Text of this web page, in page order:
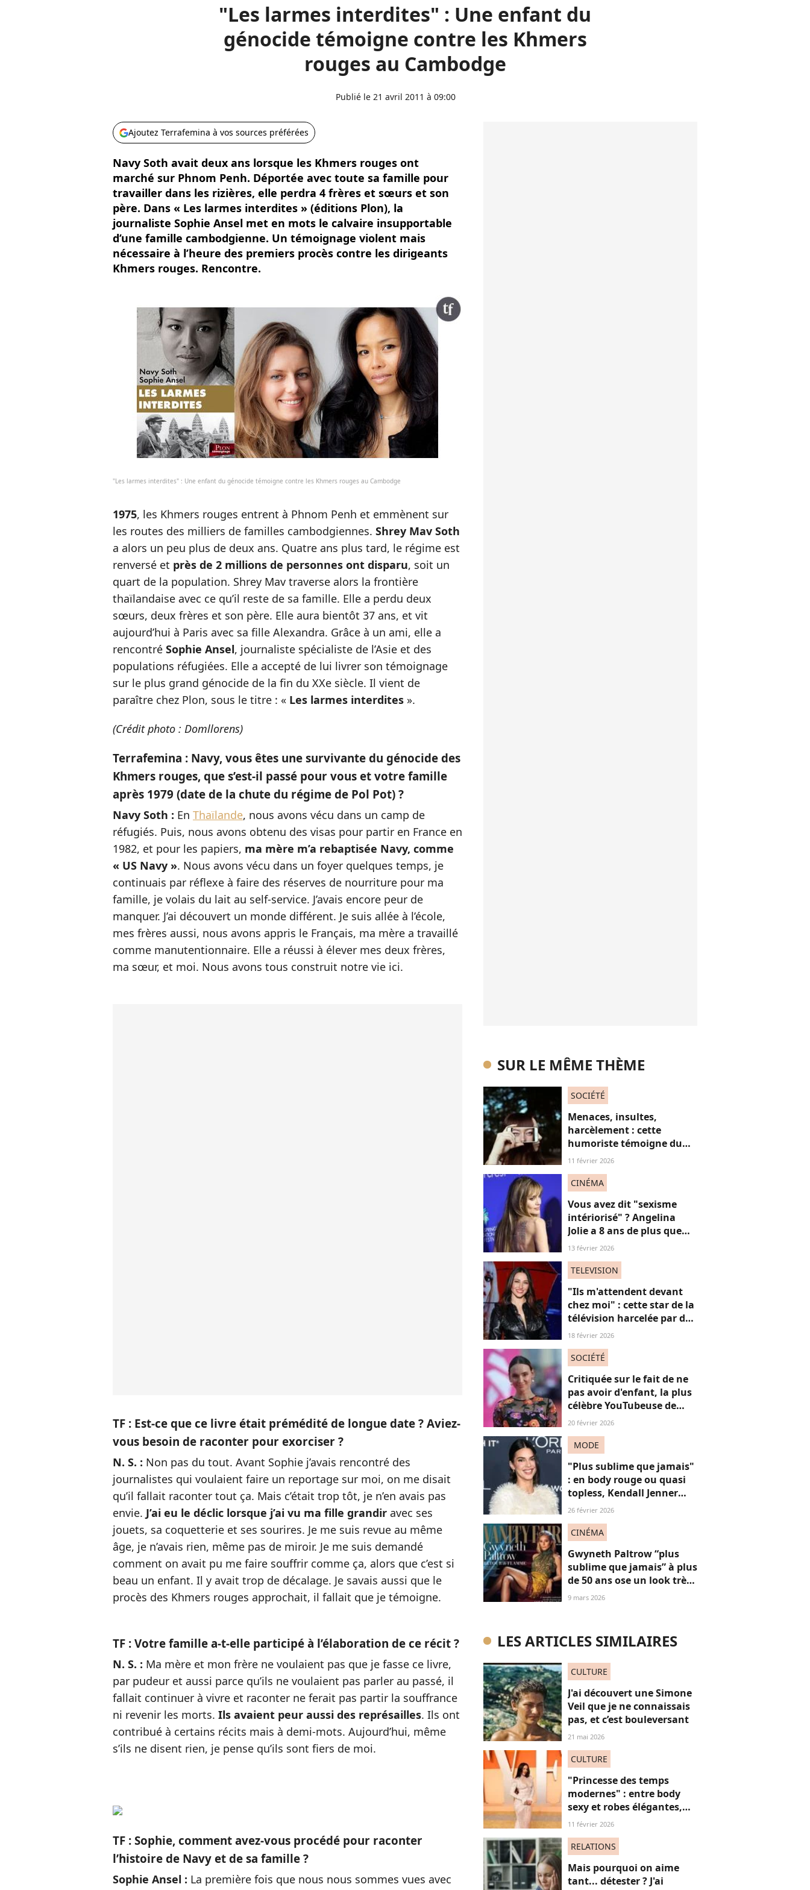
"Les larmes interdites" : Une enfant du
génocide témoigne contre les Khmers
rouges au Cambodge
Publié le 21 avril 2011 à 09:00
Ajoutez Terrafemina à vos sources préférées
Navy Soth avait deux ans lorsque les Khmers rouges ont
marché sur Phnom Penh. Déportée avec toute sa famille pour
travailler dans les rizières, elle perdra 4 frères et sœurs et son
père. Dans « Les larmes interdites » (éditions Plon), la
journaliste Sophie Ansel met en mots le calvaire insupportable
d’une famille cambodgienne. Un témoignage violent mais
nécessaire à l’heure des premiers procès contre les dirigeants
Khmers rouges. Rencontre.
"Les larmes interdites" : Une enfant du génocide témoigne contre les Khmers rouges au Cambodge
1975, les Khmers rouges entrent à Phnom Penh et emmènent sur
les routes des milliers de familles cambodgiennes. Shrey Mav Soth
a alors un peu plus de deux ans. Quatre ans plus tard, le régime est
renversé et près de 2 millions de personnes ont disparu, soit un
quart de la population. Shrey Mav traverse alors la frontière
thaïlandaise avec ce qu’il reste de sa famille. Elle a perdu deux
sœurs, deux frères et son père. Elle aura bientôt 37 ans, et vit
aujourd’hui à Paris avec sa fille Alexandra. Grâce à un ami, elle a
rencontré Sophie Ansel, journaliste spécialiste de l’Asie et des
populations réfugiées. Elle a accepté de lui livrer son témoignage
sur le plus grand génocide de la fin du XXe siècle. Il vient de
paraître chez Plon, sous le titre : « Les larmes interdites ».
(Crédit photo : Domllorens)
Terrafemina : Navy, vous êtes une survivante du génocide des
Khmers rouges, que s’est-il passé pour vous et votre famille
après 1979 (date de la chute du régime de Pol Pot) ?
Navy Soth : En Thaïlande, nous avons vécu dans un camp de
réfugiés. Puis, nous avons obtenu des visas pour partir en France en
1982, et pour les papiers, ma mère m’a rebaptisée Navy, comme
« US Navy ». Nous avons vécu dans un foyer quelques temps, je
continuais par réflexe à faire des réserves de nourriture pour ma
famille, je volais du lait au self-service. J’avais encore peur de
manquer. J’ai découvert un monde différent. Je suis allée à l’école,
mes frères aussi, nous avons appris le Français, ma mère a travaillé
comme manutentionnaire. Elle a réussi à élever mes deux frères,
ma sœur, et moi. Nous avons tous construit notre vie ici.
TF : Est-ce que ce livre était prémédité de longue date ? Aviez-
vous besoin de raconter pour exorciser ?
N. S. : Non pas du tout. Avant Sophie j’avais rencontré des
journalistes qui voulaient faire un reportage sur moi, on me disait
qu’il fallait raconter tout ça. Mais c’était trop tôt, je n’en avais pas
envie. J’ai eu le déclic lorsque j’ai vu ma fille grandir avec ses
jouets, sa coquetterie et ses sourires. Je me suis revue au même
âge, je n’avais rien, même pas de miroir. Je me suis demandé
comment on avait pu me faire souffrir comme ça, alors que c’est si
beau un enfant. Il y avait trop de décalage. Je savais aussi que le
procès des Khmers rouges approchait, il fallait que je témoigne.
TF : Votre famille a-t-elle participé à l’élaboration de ce récit ?
N. S. : Ma mère et mon frère ne voulaient pas que je fasse ce livre,
par pudeur et aussi parce qu’ils ne voulaient pas parler au passé, il
fallait continuer à vivre et raconter ne ferait pas partir la souffrance
ni revenir les morts. Ils avaient peur aussi des représailles. Ils ont
contribué à certains récits mais à demi-mots. Aujourd’hui, même
s’ils ne disent rien, je pense qu’ils sont fiers de moi.
TF : Sophie, comment avez-vous procédé pour raconter
l’histoire de Navy et de sa famille ?
Sophie Ansel : La première fois que nous nous sommes vues avec
SUR LE MÊME THÈME
SOCIÉTÉ
Menaces, insultes,
harcèlement : cette
humoriste témoigne du
sort des femmes sur les
11 février 2026
CINÉMA
Vous avez dit "sexisme
intériorisé" ? Angelina
Jolie a 8 ans de plus que
Louis Garrel, son
rouges, et ça dérange... les
13 février 2026
TELEVISION
"Ils m'attendent devant
chez moi" : cette star de la
télévision harcelée par des
admirateurs beaucoup
témoigne
18 février 2026
SOCIÉTÉ
Critiquée sur le fait de ne
pas avoir d'enfant, la plus
célèbre YouTubeuse de
France répond aux
fragile"
20 février 2026
MODE
"Plus sublime que jamais"
: en body rouge ou quasi
topless, Kendall Jenner
sidère ses fans sur ces
26 février 2026
CINÉMA
Gwyneth Paltrow “plus
sublime que jamais” à plus
de 50 ans ose un look très
décolleté sur le tapis
vieilles”
9 mars 2026
LES ARTICLES SIMILAIRES
CULTURE
J'ai découvert une Simone
Veil que je ne connaissais
pas, et c’est bouleversant
21 mai 2026
CULTURE
"Princesse des temps
modernes" : entre body
sexy et robes élégantes,
cette popstar iconique
de "diva" absolue
11 février 2026
RELATIONS
Mais pourquoi on aime
tant... détester ? J'ai